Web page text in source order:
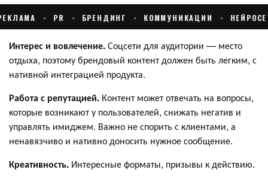
Интерес и вовлечение.Соцсети для аудитории — место
отдыха, поэтому брендовый контент должен быть легким, с
нативной интеграцией продукта.
Работа с репутацией. Контент может отвечать на вопросы,
которые возникают у пользователей, снижать негатив и
управлять имиджем. Важно не спорить с клиентами, а
ненавязчиво и нативно доносить нужное сообщение.
Креативность. Интересные форматы, призывы к действию.